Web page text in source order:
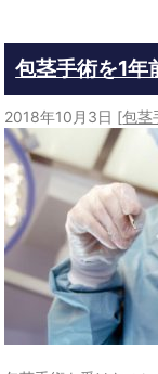
包茎手術を1年
2018年10月3日 [包